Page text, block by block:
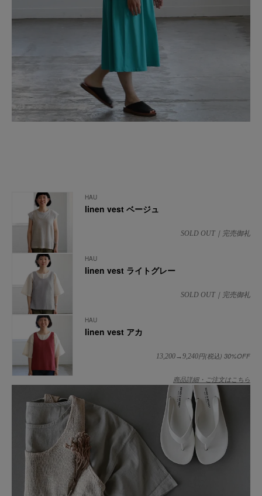
HAU
linen vest ベージュ
SOLD OUT｜完売御礼
HAU
linen vest ライトグレー
SOLD OUT｜完売御礼
HAU
linen vest アカ
13,200→9,240円(税込) 30%OFF
商品詳細・ご注文はこちら